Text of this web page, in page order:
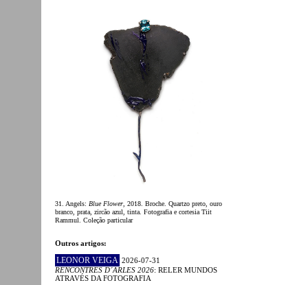
31. Angels: Blue Flower , 2018. Broche. Quartzo preto, ouro
branco, prata, zircão azul, tinta. Fotografia e cortesia Tiit
Rammul. Coleção particular
Outros artigos:
LEONOR VEIGA 2026-07-31
RENCONTRES D´ARLES 2026: RELER MUNDOS
ATRAVÉS DA FOTOGRAFIA